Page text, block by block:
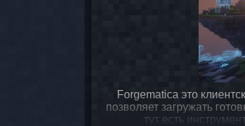
Forgematica это
позволяет загружать
тут есть